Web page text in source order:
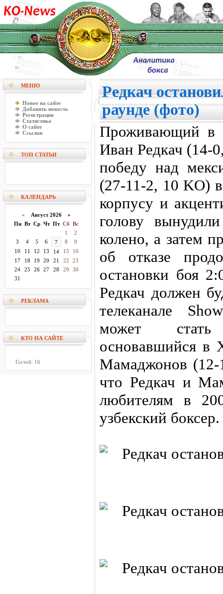
МЕНЮ
Новое на сайте
Добавить новость
Регистрация
Статистика
О сайте
Ссылки
ТОП СТАТЬИ
КАЛЕНДАРЬ
« Август 2026 »
Пн Вт Ср Чт Пт Сб Вс
1
2
3
4 5 6 7 8
9
10
11 12 13 14 15
16
17
18 19 20 21 22
23
24
25 26 27 28 29
30
31
РЕКЛАМА
КТО НА САЙТЕ
Гостей: 16
Редкач
раунде (фото)
Проживающий в
Иван Редкач (14-
победу над
(27-11-2, 10 KO)
корпусу и
голову
колено, а затем
об отказе
остановки боя
Редкач должен
телеканале
может стать
основавшийся в
Мамаджонов
что Редкач и
любителям в
узбекский боксер.